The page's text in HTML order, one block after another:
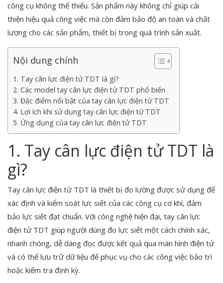
công cụ không thể thiếu. Sản phẩm này không chỉ giúp cải
thiện hiệu quả công việc mà còn đảm bảo độ an toàn và chất
lượng cho các sản phẩm, thiết bị trong quá trình sản xuất.
Nội dung chính
1. Tay cân lực điện tử TDT là gì?
2. Các model tay cân lực điện tử TDT phổ biến
3. Đặc điểm nổi bật của tay cân lực điện tử TDT
4. Lợi ích khi sử dụng tay cân lực điện tử TDT
5. Ứng dụng của tay cân lực điện tử TDT
1. Tay cân lực điện tử TDT là
gì?
Tay cân lực điện tử TDT là thiết bị đo lường được sử dụng để
xác định và kiểm soát lực siết của các công cụ cơ khí, đảm
bảo lực siết đạt chuẩn. Với công nghệ hiện đại, tay cân lực
điện tử TDT giúp người dùng đo lực siết một cách chính xác,
nhanh chóng, dễ dàng đọc được kết quả qua màn hình điện tử
và có thể lưu trữ dữ liệu để phục vụ cho các công việc bảo trì
hoặc kiểm tra định kỳ.